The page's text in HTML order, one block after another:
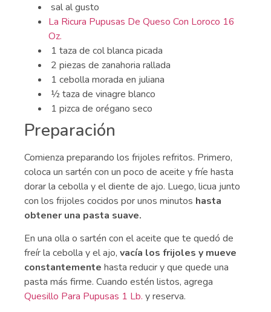
sal al gusto
La Ricura Pupusas De Queso Con Loroco 16
Oz.
1 taza de col blanca picada
2 piezas de zanahoria rallada
1 cebolla morada en juliana
½ taza de vinagre blanco
1 pizca de orégano seco
Preparación
Comienza preparando los frijoles refritos. Primero,
coloca un sartén con un poco de aceite y fríe hasta
dorar la cebolla y el diente de ajo. Luego, licua junto
con los frijoles cocidos por unos minutos hasta
obtener una pasta suave.
En una olla o sartén con el aceite que te quedó de
freír la cebolla y el ajo, vacía los frijoles y mueve
constantemente hasta reducir y que quede una
pasta más firme. Cuando estén listos, agrega
Quesillo Para Pupusas 1 Lb. y reserva.